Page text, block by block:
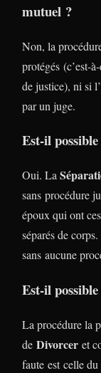
mutuel ?
Non, la
protégés (c’est-
de justice), ni si
par un juge.
Est-il
Oui. La
sans procédure
époux qui ont
séparés de
sans aucune
Est-il
La procédure la
de Divorcer et
faute est celle du